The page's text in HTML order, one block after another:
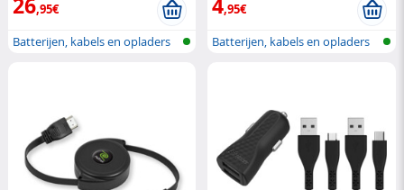
,95€
Batterijen, kabels en opladers
,95€
Batterijen, kabels en opladers